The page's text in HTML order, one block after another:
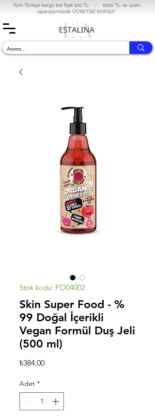
Tüm Türkiye kargo tek fiyat 100 TL - 1000 TL ve üzeri
siparişlerinizde ÜCRETSİZ KARGO!
Stok kodu: PO04002
Skin Super Food - %
99 Doğal İçerikli
Vegan Formül Duş Jeli
(500 ml)
₺384,00Fiyat
Adet *